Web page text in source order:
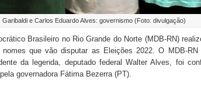
Garibaldi e Carlos Eduardo Alves: governismo (Foto: divulgação)
Brasileiro no Rio Grande do Norte (MDB-RN)
nomes que vão disputar as Eleições 2022. O MDB-
da legenda, deputado federal Walter Alves, foi
governadora Fátima Bezerra (PT).